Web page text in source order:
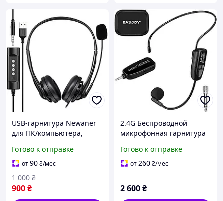
USB-гарнитура Newaner
для ПК/компьютера,
с гибким микрофоном,
телефонная гарнитура
для Skype, VoIP, Teams
Готово к отправке
от90₴/мес
900₴
1 000 ₴
2.4G Беспроводной
микрофонная гарнитура
динамика, караоке,
компьютера,
йоги, пения
Готово к отправке
от260₴/мес
2 600₴